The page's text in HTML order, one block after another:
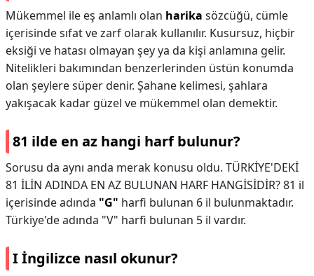
Mükemmel ile eş anlamlı olan harika sözcüğü, cümle
içerisinde sıfat ve zarf olarak kullanılır. Kusursuz, hiçbir
eksiği ve hatası olmayan şey ya da kişi anlamına gelir.
Nitelikleri bakımından benzerlerinden üstün konumda
olan şeylere süper denir. Şahane kelimesi, şahlara
yakışacak kadar güzel ve mükemmel olan demektir.
81 ilde en az hangi harf bulunur?
Sorusu da aynı anda merak konusu oldu. TÜRKİYE'DEKİ
81 İLİN ADINDA EN AZ BULUNAN HARF HANGİSİDİR? 81 il
içerisinde adında "G" harfi bulunan 6 il bulunmaktadır.
Türkiye'de adında "V" harfi bulunan 5 il vardır.
I İngilizce nasıl okunur?